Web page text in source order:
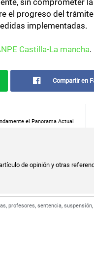
sin comprometer
el progreso del
implementadas.
Castilla-La mancha.
Compartir en
el Panorama Actual
de opinión y otras
, profesores, sentencia, suspensión,